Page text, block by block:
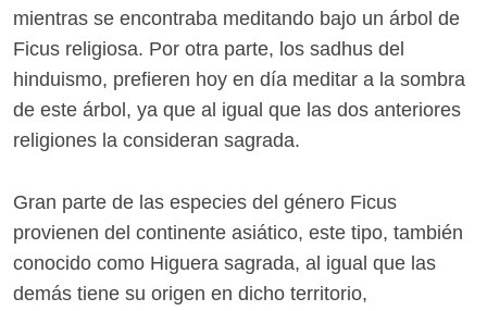
mientras se encontraba meditando bajo un árbol de
Ficus religiosa. Por otra parte, los sadhus del
hinduismo, prefieren hoy en día meditar a la sombra
de este árbol, ya que al igual que las dos anteriores
religiones la consideran sagrada.
Gran parte de las especies del género Ficus
provienen del continente asiático, este tipo, también
conocido como Higuera sagrada, al igual que las
demás tiene su origen en dicho territorio,